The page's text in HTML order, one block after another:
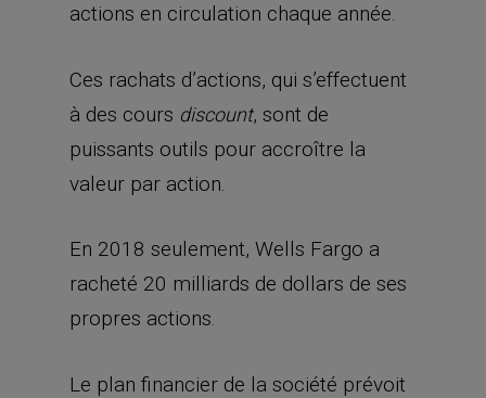
actions en circulation chaque année.
Ces rachats d’actions, qui s’effectuent
à des cours discount, sont de
puissants outils pour accroître la
valeur par action.
En 2018 seulement, Wells Fargo a
racheté 20 milliards de dollars de ses
propres actions.
Le plan financier de la société prévoit